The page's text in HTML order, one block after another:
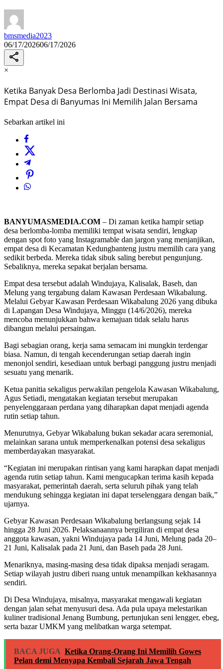
bmsmedia2023
06/17/202606/17/2026
×
Ketika Banyak Desa Berlomba Jadi Destinasi Wisata,
Empat Desa di Banyumas Ini Memilih Jalan Bersama
Sebarkan artikel ini
BANYUMASMEDIA.COM – Di zaman ketika hampir setiap
desa berlomba-lomba memiliki tempat wisata sendiri, lengkap
dengan spot foto yang Instagramable dan jargon yang menjanjikan,
empat desa di Kecamatan Kedungbanteng justru memilih cara yang
sedikit berbeda. Mereka tidak sibuk saling berebut pengunjung.
Sebaliknya, mereka sepakat berjalan bersama.
Empat desa tersebut adalah Windujaya, Kalisalak, Baseh, dan
Melung yang tergabung dalam Kawasan Perdesaan Wikabalung.
Melalui Gebyar Kawasan Perdesaan Wikabalung 2026 yang dibuka
di Lapangan Desa Windujaya, Minggu (14/6/2026), mereka
mencoba menunjukkan bahwa kemajuan tidak selalu harus
dibangun melalui persaingan.
Bagi sebagian orang, kerja sama semacam ini mungkin terdengar
biasa. Namun, di tengah kecenderungan setiap daerah ingin
menonjol sendiri, kesediaan untuk berbagi panggung justru menjadi
sesuatu yang menarik.
Ketua panitia sekaligus perwakilan pengelola Kawasan Wikabalung,
Agus Setiadi, mengatakan kegiatan tersebut merupakan
penyelenggaraan perdana yang diharapkan dapat menjadi agenda
rutin setiap tahun.
Menurutnya, Gebyar Wikabalung bukan sekadar acara seremonial,
melainkan sarana untuk memperkenalkan potensi desa sekaligus
memberdayakan masyarakat.
“Kegiatan ini merupakan rintisan yang kami harapkan dapat menjadi
agenda rutin setiap tahun. Kami mengucapkan terima kasih kepada
masyarakat, pemerintah daerah, serta seluruh pihak yang telah
mendukung sehingga kegiatan ini dapat terselenggara dengan baik,”
ujarnya.
Gebyar Kawasan Perdesaan Wikabalung berlangsung sejak 14
hingga 28 Juni 2026. Pelaksanaannya bergiliran di empat desa
anggota kawasan, yakni Windujaya pada 14 Juni, Melung pada 20–
21 Juni, Kalisalak pada 21 Juni, dan Baseh pada 28 Juni.
Menariknya, masing-masing desa tidak dipaksa menjadi seragam.
Setiap wilayah justru diberi ruang untuk menampilkan kekhasannya
sendiri.
Di Desa Windujaya, misalnya, masyarakat mengawali kegiatan
dengan jalan sehat menyusuri desa. Ada pula upaya melestarikan
kuliner tradisional Jenang Bumbung, pertunjukan seni lengger, ebeg,
serta bazar UMKM yang melibatkan warga setempat.
BACA JUGA Ketika Orang-Orang Ini Memilih Gowes
Pelan demi Menyapa Kembali Sejarah Jawa Tengah